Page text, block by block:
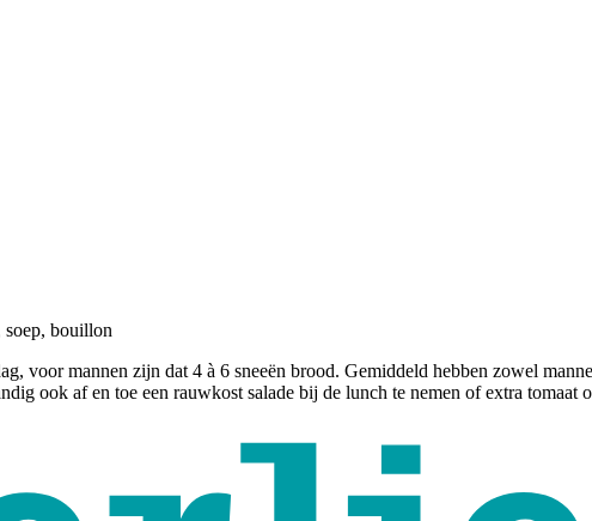
bouillon
voor mannen zijn dat 4 à 6 sneeën brood. Gemiddeld hebben zowel
ook af en toe een rauwkost salade bij de lunch te nemen of extra tomaat